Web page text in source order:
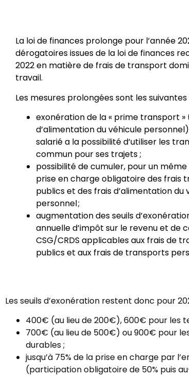
La loi de finances prolonge pour l’année
dérogatoires issues de la loi de finances
2022 en matière de frais de transport
travail.
Les mesures prolongées sont les suivantes
exonération de la « prime transport »
d’alimentation du véhicule
salarié a la possibilité d’utiliser les
commun pour ses trajets ;
possibilité de cumuler, pour un même
prise en charge obligatoire des frais
publics et des frais d’alimentation du
personnel ;
augmentation des seuils
annuelle d’impôt sur le revenu et de
CSG/CRDS applicables aux frais de
publics et aux frais de transports
Les seuils d’exonération restent donc pour
400€ (au lieu de 200€), 600€ pour les
700€ (au lieu de 500€) ou 900€ pour
durables ;
jusqu’à 75% de la prise en charge par
(participation obligatoire de 50% puis